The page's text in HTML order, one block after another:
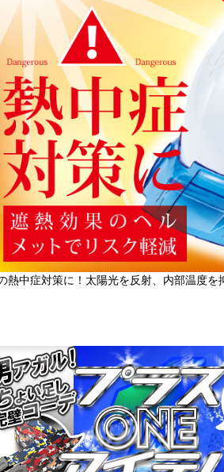
熱中症対策に！太陽光を反射、内部温度を